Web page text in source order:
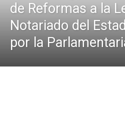
de Reformas a la
Notariado del
por la